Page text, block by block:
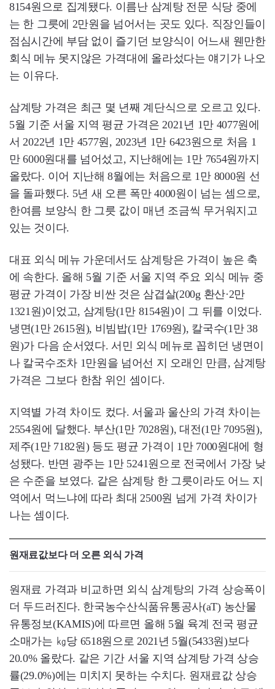
8154원으로 집계됐다. 이름난 삼계탕 전문 식당 중에
는 한 그릇에 2만원을 넘어서는 곳도 있다. 직장인들이
점심시간에 부담 없이 즐기던 보양식이 어느새 웬만한
회식 메뉴 못지않은 가격대에 올라섰다는 얘기가 나오
는 이유다.
삼계탕 가격은 최근 몇 년째 계단식으로 오르고 있다.
5월 기준 서울 지역 평균 가격은 2021년 1만 4077원에
서 2022년 1만 4577원, 2023년 1만 6423원으로 처음 1
만 6000원대를 넘어섰고, 지난해에는 1만 7654원까지
올랐다. 이어 지난해 8월에는 처음으로 1만 8000원 선
을 돌파했다. 5년 새 오른 폭만 4000원이 넘는 셈으로,
한여름 보양식 한 그릇 값이 매년 조금씩 무거워지고
있는 것이다.
대표 외식 메뉴 가운데서도 삼계탕은 가격이 높은 축
에 속한다. 올해 5월 기준 서울 지역 주요 외식 메뉴 중
평균 가격이 가장 비싼 것은 삼겹살(200g 환산·2만
1321원)이었고, 삼계탕(1만 8154원)이 그 뒤를 이었다.
냉면(1만 2615원), 비빔밥(1만 1769원), 칼국수(1만 38
원)가 다음 순서였다. 서민 외식 메뉴로 꼽히던 냉면이
나 칼국수조차 1만원을 넘어선 지 오래인 만큼, 삼계탕
가격은 그보다 한참 위인 셈이다.
지역별 가격 차이도 컸다. 서울과 울산의 가격 차이는
2554원에 달했다. 부산(1만 7028원), 대전(1만 7095원),
제주(1만 7182원) 등도 평균 가격이 1만 7000원대에 형
성됐다. 반면 광주는 1만 5241원으로 전국에서 가장 낮
은 수준을 보였다. 같은 삼계탕 한 그릇이라도 어느 지
역에서 먹느냐에 따라 최대 2500원 넘게 가격 차이가
나는 셈이다.
원재료값보다 더 오른 외식 가격
원재료 가격과 비교하면 외식 삼계탕의 가격 상승폭이
더 두드러진다. 한국농수산식품유통공사(aT) 농산물
유통정보(KAMIS)에 따르면 올해 5월 육계 전국 평균
소매가는 ㎏당 6518원으로 2021년 5월(5433원)보다
20.0% 올랐다. 같은 기간 서울 지역 삼계탕 가격 상승
률(29.0%)에는 미치지 못하는 수치다. 원재료값 상승